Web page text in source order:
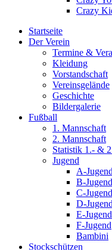
Crazy
Startseite
Der Verein
Termine &
Kleidung
Vorstandschaft
Vereinsgelände
Geschichte
Bildergalerie
Fußball
1. Mannschaft
2. Mannschaft
Statistik 1.- &
Jugend
A-Jugend
B-Jugend
C-Jugend
D-Jugend
E-Jugend
F-Jugend
Bambini
Stockschützen